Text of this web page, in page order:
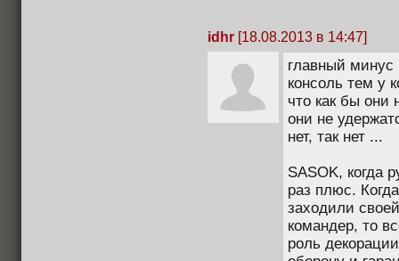
idhr [18.08.2013 в 14:47]
главный минус
консоль тем у
что как бы они
они не
нет, так нет ...
SASOK, когда
раз плюс.
заходили
командер, то
роль